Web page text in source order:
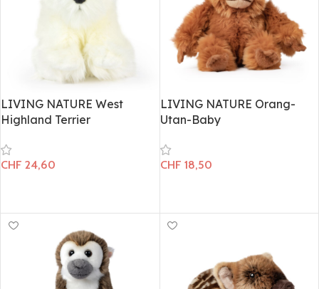
LIVING NATURE West
Highland Terrier
CHF 24,60
LIVING NATURE Orang-
Utan-Baby
CHF 18,50